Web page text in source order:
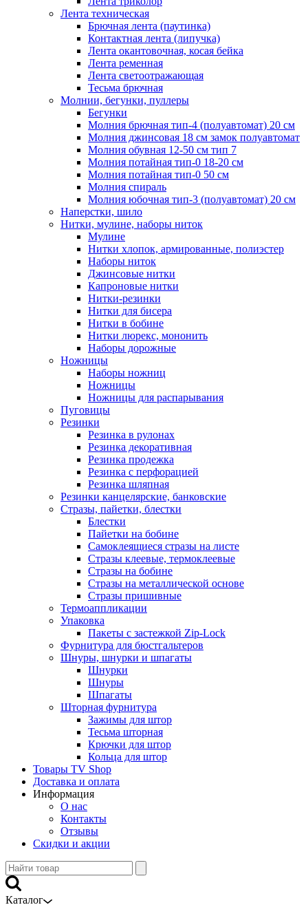
Лента техническая
Брючная лента (паутинка)
Контактная лента (липучка)
Лента окантовочная, косая бейка
Лента ременная
Лента светоотражающая
Тесьма брючная
Молнии, бегунки, пуллеры
Бегунки
Молния брючная тип-4 (полуавтомат) 20 см
Молния джинсовая 18 см замок полуавтомат
Молния обувная 12-50 см тип 7
Молния потайная тип-0 18-20 см
Молния потайная тип-0 50 см
Молния спираль
Молния юбочная тип-3 (полуавтомат) 20 см
Наперстки, шило
Нитки, мулине, наборы ниток
Мулине
Нитки хлопок, армированные, полиэстер
Наборы ниток
Джинсовые нитки
Капроновые нитки
Нитки-резинки
Нитки для бисера
Нитки в бобине
Нитки люрекс, мононить
Наборы дорожные
Ножницы
Наборы ножниц
Ножницы
Ножницы для распарывания
Пуговицы
Резинки
Резинка в рулонах
Резинка декоративная
Резинка продежка
Резинка с перфорацией
Резинка шляпная
Резинки канцелярские, банковские
Стразы, пайетки, блестки
Блестки
Пайетки на бобине
Самоклеящиеся стразы на листе
Стразы клеевые, термоклеевые
Стразы на бобине
Стразы на металлической основе
Стразы пришивные
Термоаппликации
Упаковка
Пакеты с застежкой Zip-Lock
Фурнитура для бюстгальтеров
Шнуры, шнурки и шпагаты
Шнурки
Шнуры
Шпагаты
Шторная фурнитура
Зажимы для штор
Тесьма шторная
Крючки для штор
Кольца для штор
Товары TV Shop
Доставка и оплата
Информация
О нас
Контакты
Отзывы
Скидки и акции
Каталог